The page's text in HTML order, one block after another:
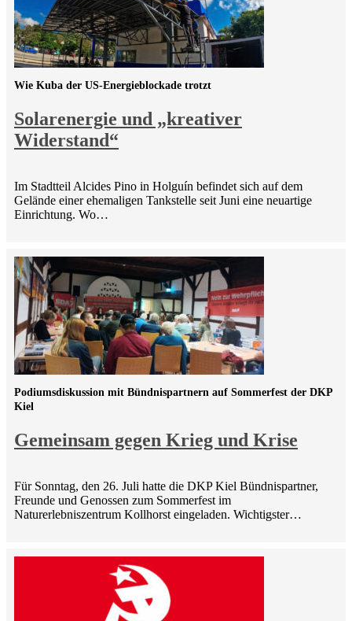
Solarenergie und „kreativer
Widerstand“
Wie Kuba der US-Energieblockade trotzt
Im Stadtteil Alcides Pino in Holguín befindet sich auf dem
Gelände einer ehemaligen Tankstelle seit Juni eine neuartige
Einrichtung. Wo…
Gemeinsam gegen Krieg und Krise
Podiumsdiskussion mit Bündnispartnern auf Sommerfest der DKP
Kiel
Für Sonntag, den 26. Juli hatte die DKP Kiel Bündnispartner,
Freunde und Genossen zum Sommerfest im
Naturerlebniszentrum Kollhorst eingeladen. Wichtigster…